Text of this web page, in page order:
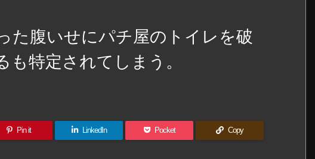
た腹いせにパチ屋のトイレを破
特定されてしまう。
Pin it LinkedIn Pocket Copy